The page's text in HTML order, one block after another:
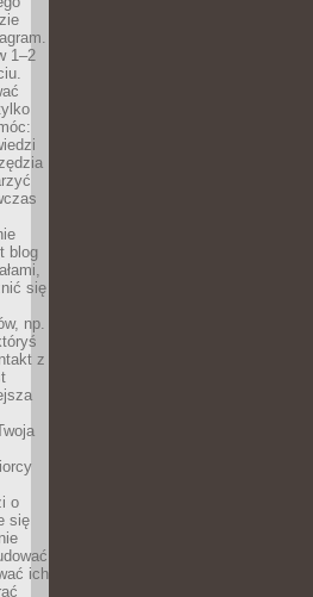
1–2
blog
się
np.
z
o
się
ich